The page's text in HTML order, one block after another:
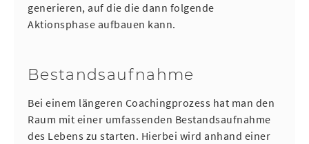
generieren, auf die die dann folgende
Aktionsphase aufbauen kann.
Bestandsaufnahme
Bei einem längeren Coachingprozess hat man den
Raum mit einer umfassenden Bestandsaufnahme
des Lebens zu starten. Hierbei wird anhand einer